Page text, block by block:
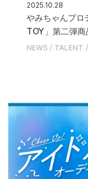
2025.10.28
やみちゃんプロ
TOY」第二弾商
出荷数150万枚
NEWS TALENT